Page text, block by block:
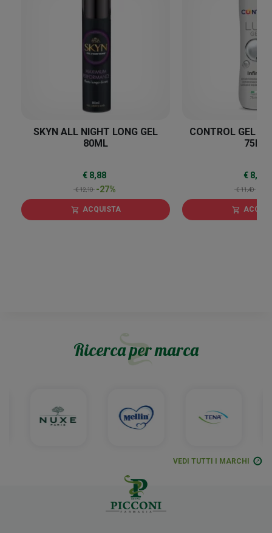
SKYN ALL NIGHT LONG GEL
80ML
€ 8,88
€ 12,10 -27%
shopping_cart ACQUISTA
CONTROL GEL
75ML
€ 8,33
€ 11,40
shopping_cart
Ricerca per marca
VEDI TUTTI I MARCHI